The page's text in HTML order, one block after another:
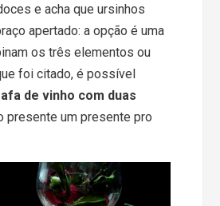
e acha que ursinhos
apertado: a opção é uma
os três elementos ou
foi citado, é possível
de vinho com duas
presente um presente pro